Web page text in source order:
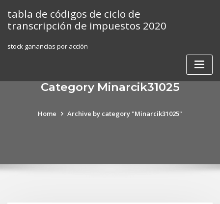
content
tabla de códigos de ciclo de
transcripción de impuestos 2020
stock ganancias por acción
Category Minarcik31025
Home Archive by category "Minarcik31025"